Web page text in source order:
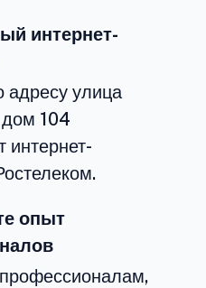
интернет-
адресу улица
104
интернет-
опыт